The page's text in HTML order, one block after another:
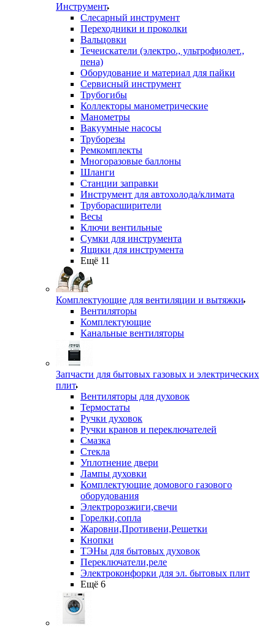
Инструмент
Слесарный инструмент
Переходники и проколки
Вальцовки
Течеискатели (электро., ультрофиолет.,
пена)
Оборудование и материал для пайки
Сервисный инструмент
Трубогибы
Коллекторы манометрические
Манометры
Вакуумные насосы
Труборезы
Ремкомплекты
Многоразовые баллоны
Шланги
Станции заправки
Инструмент для автохолода/климата
Труборасширители
Весы
Ключи вентильные
Сумки для инструмента
Ящики для инструмента
Ещё 11
Комплектующие для вентиляции и вытяжки
Вентиляторы
Комплектующие
Канальные вентиляторы
Запчасти для бытовых газовых и электрических
плит
Вентиляторы для духовок
Термостаты
Ручки духовок
Ручки кранов и переключателей
Смазка
Стекла
Уплотнение двери
Лампы духовки
Комплектующие домового газового
оборудования
Электророзжиги,свечи
Горелки,сопла
Жаровни,Противени,Решетки
Кнопки
ТЭНы для бытовых духовок
Переключатели,реле
Электроконфорки для эл. бытовых плит
Ещё 6